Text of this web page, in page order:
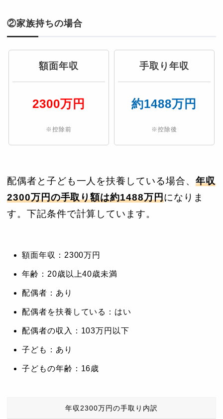
②家族持ちの場合
額面年収
2300万円
※控除前
手取り年収
約1488万円
※控除後
配偶者と子ども一人を扶養している場合、 年収
2300万円の手取り額は約1488万円になりま
す。下記条件で計算しています。
額面年収：2300万円
年齢：20歳以上40歳未満
配偶者：あり
配偶者を扶養している：はい
配偶者の収入：103万円以下
子ども：あり
子どもの年齢：16歳
年収2300万円の手取り内訳